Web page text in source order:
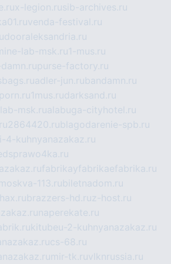
x-legion.rusib-archives.ru
venda-festival.ru
dooraleksandria.ru
mine-lab-msk.ru1-mus.ru
purse-factory.ru
adler-jun.rubandamn.ru
1mus.rudarksand.ru
msk.rualabuga-cityhotel.ru
2864420.rublagodarenie-spb.ru
4-kuhnyanazakaz.ru
fabrikayfabrikaefabrika.ru
113.rubiletnadom.ru
brazzers-hd.ruz-host.ru
naperekate.ru
kitubeu-2-kuhnyanazakaz.ru
cs-68.ru
mir-tk.ruvlknrussia.ru